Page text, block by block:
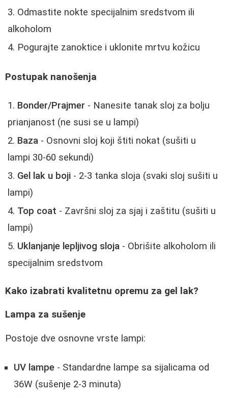
Odmastite nokte specijalnim sredstvom ili
alkoholom
Pogurajte zanoktice i uklonite mrtvu kožicu
Postupak nanošenja
Bonder/Prajmer - Nanesite tanak sloj za bolju
prianjanost (ne susi se u lampi)
Baza - Osnovni sloj koji štiti nokat (sušiti u
lampi 30-60 sekundi)
Gel lak u boji - 2-3 tanka sloja (svaki sloj sušiti u
lampi)
Top coat - Završni sloj za sjaj i zaštitu (sušiti u
lampi)
Uklanjanje lepljivog sloja - Obrišite alkoholom ili
specijalnim sredstvom
Kako izabrati kvalitetnu opremu za gel lak?
Lampa za sušenje
Postoje dve osnovne vrste lampi:
UV lampe - Standardne lampe sa sijalicama od
36W (sušenje 2-3 minuta)